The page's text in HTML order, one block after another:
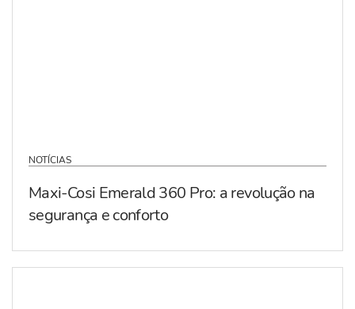
NOTÍCIAS
Maxi-Cosi Emerald 360 Pro: a revolução na
segurança e conforto